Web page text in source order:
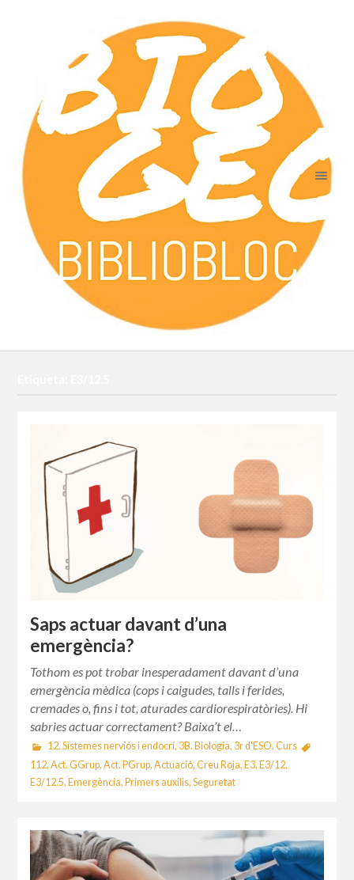
Saps actuar davant d’una
emergència?
Tothom es pot trobar inesperadament davant d’una
emergència mèdica (cops i caigudes, talls i ferides,
cremades o, fins i tot, aturades cardiorespiratòries). Hi
sabries actuar correctament? Baixa’t el…
12. Sistemes nerviós i endocrí, 3B. Biologia, 3r d'ESO, Curs
112,Act. GGrup,Act. PGrup,Actuació,Creu Roja, E3, E3/12,
E3/12.5, Emergència, Primers auxilis,Seguretat